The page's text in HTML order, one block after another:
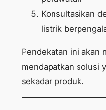
Konsultasikan
listrik
Pendekatan ini akan
mendapatkan solusi
sekadar produk.